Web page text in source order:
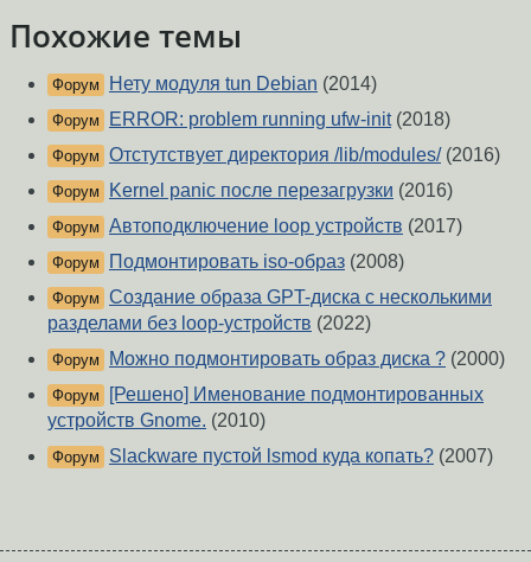
Похожие темы
Форум Нету модуля tun Debian (2014)
Форум ERROR: problem running ufw-init(2018)
Форум Отстутствует директория /lib/modules/(2016)
Форум Kernel panic после перезагрузки (2016)
Форум Автоподключение loop устройств (2017)
Форум Подмонтировать iso-образ (2008)
Форум Создание образа GPT-диска с несколькими
разделами без loop-устройств (2022)
Форум Можно подмонтировать образ диска ? (2000)
Форум
[Решено] Именование подмонтированных
устройств Gnome. (2010)
Форум Slackware пустой lsmod куда копать? (2007)